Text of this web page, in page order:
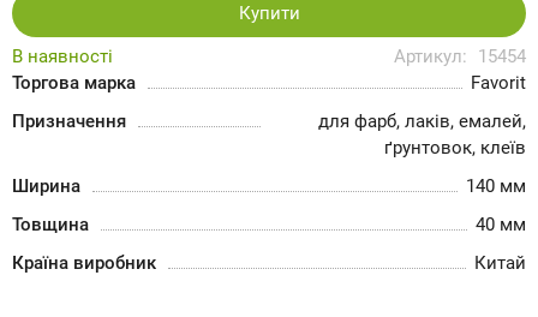
В наявності Артикул:
15454
Торгова марка
Favorit
Призначення
для фарб, лаків, емалей,
ґрунтовок, клеїв
Ширина
140 мм
Товщина
40 мм
Країна виробник
Китай
Купити